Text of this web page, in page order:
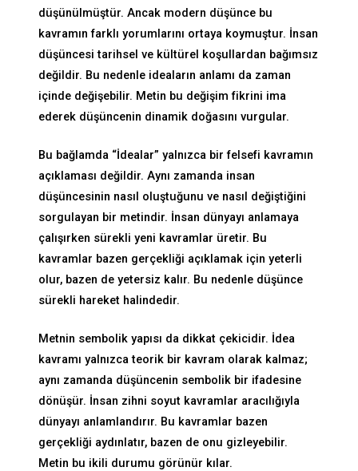
düşünülmüştür. Ancak modern düşünce bu
kavramın farklı yorumlarını ortaya koymuştur. İnsan
düşüncesi tarihsel ve kültürel koşullardan bağımsız
değildir. Bu nedenle ideaların anlamı da zaman
içinde değişebilir. Metin bu değişim fikrini ima
ederek düşüncenin dinamik doğasını vurgular.
Bu bağlamda “İdealar” yalnızca bir felsefi kavramın
açıklaması değildir. Aynı zamanda insan
düşüncesinin nasıl oluştuğunu ve nasıl değiştiğini
sorgulayan bir metindir. İnsan dünyayı anlamaya
çalışırken sürekli yeni kavramlar üretir. Bu
kavramlar bazen gerçekliği açıklamak için yeterli
olur, bazen de yetersiz kalır. Bu nedenle düşünce
sürekli hareket halindedir.
Metnin sembolik yapısı da dikkat çekicidir. İdea
kavramı yalnızca teorik bir kavram olarak kalmaz;
aynı zamanda düşüncenin sembolik bir ifadesine
dönüşür. İnsan zihni soyut kavramlar aracılığıyla
dünyayı anlamlandırır. Bu kavramlar bazen
gerçekliği aydınlatır, bazen de onu gizleyebilir.
Metin bu ikili durumu görünür kılar.